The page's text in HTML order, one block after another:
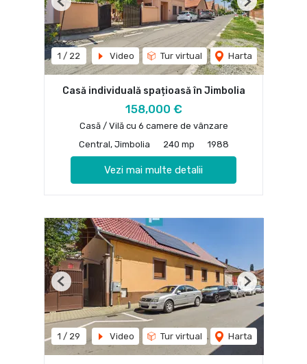
1 / 22 Video Tur virtual Harta
Previous Next
Casă individuală spațioasă în Jimbolia
158,000 €
Casă / Vilă cu 6 camere de vânzare
Central, Jimbolia
240 mp 1988
Vezi mai multe detalii
1 / 29 Video Tur virtual Harta
Previous Next